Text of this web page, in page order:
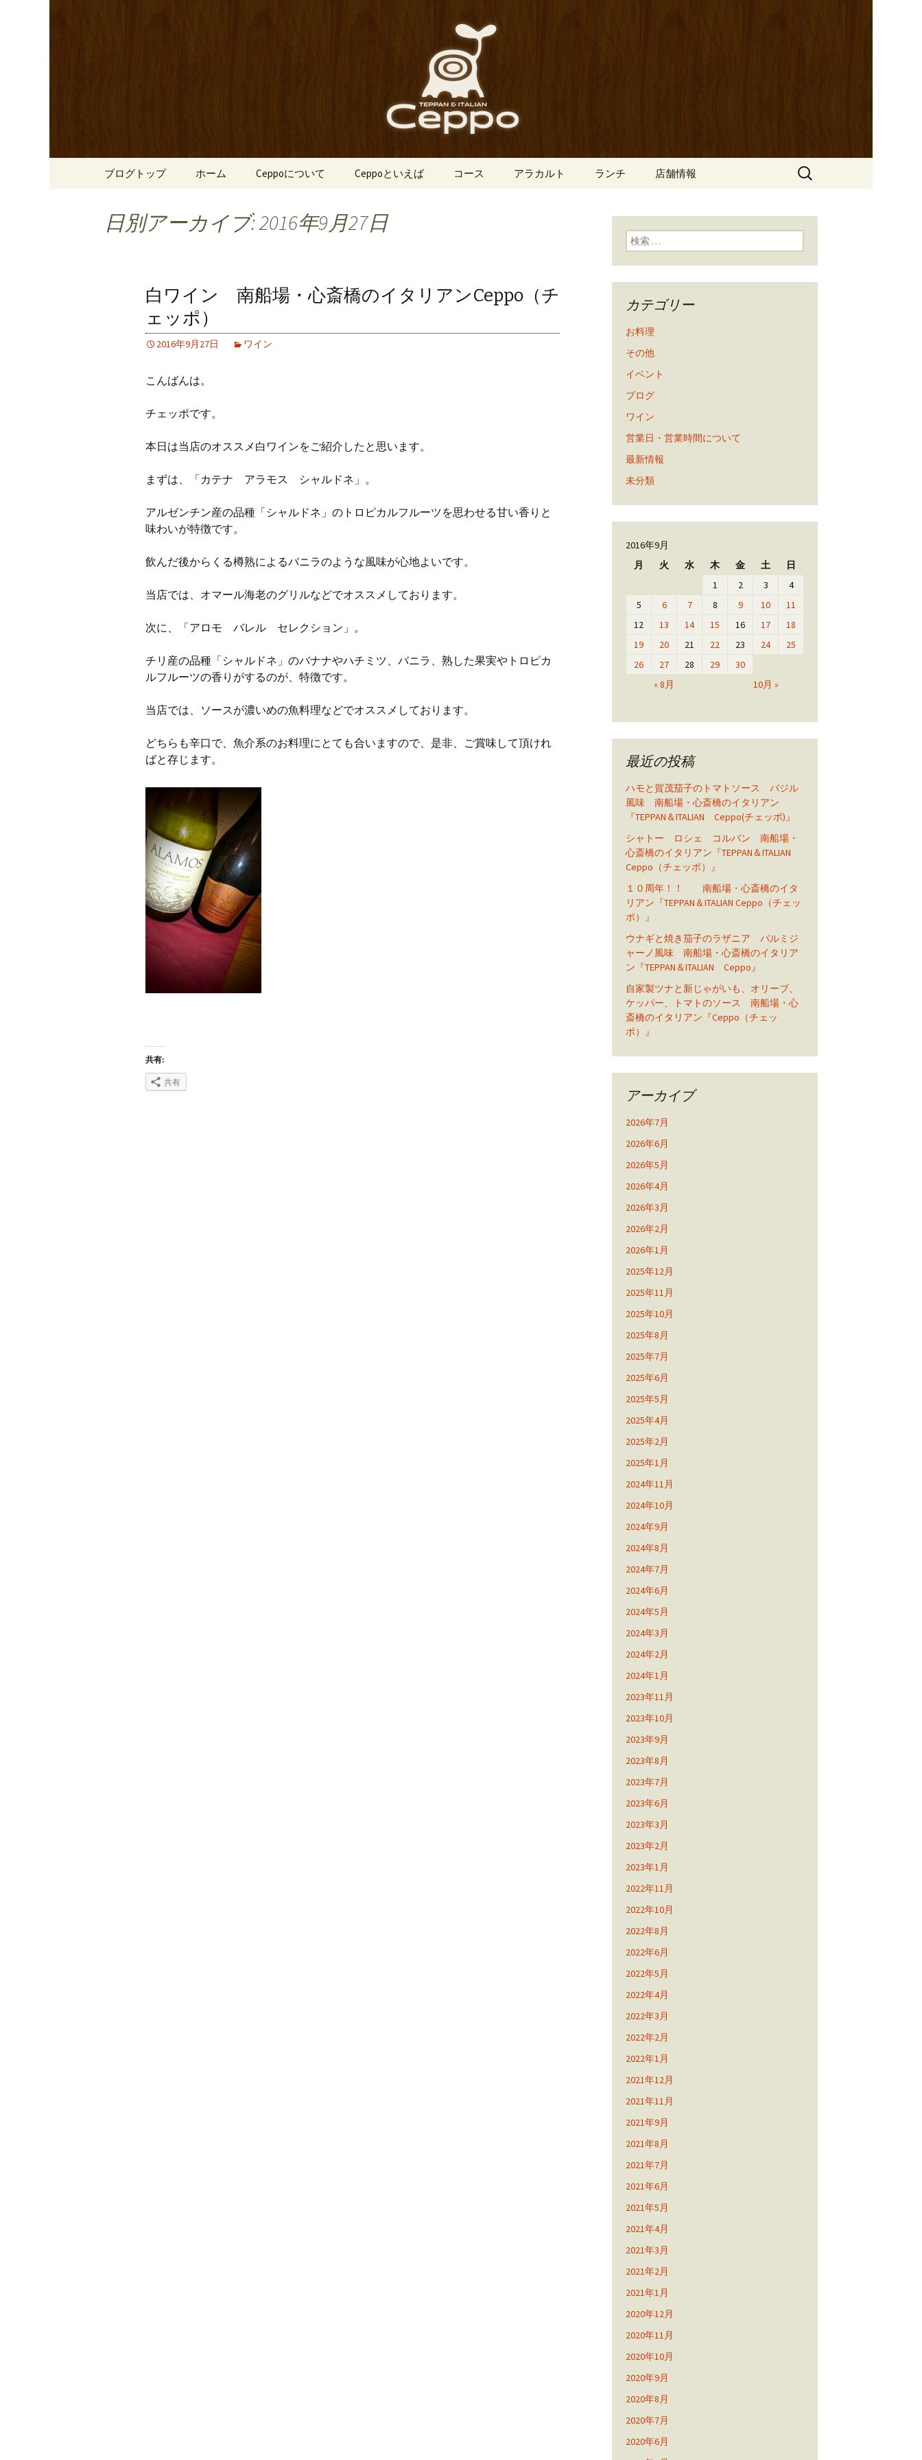
南船場・心斎橋のイタリアン
「Ceppo（チェッポ）」の公式ブログ
リーブ牛のステーキのほか、バルメニューも豊富にご用意。デートにも一人飲みのお客様にもぴった
コンテンツへ移動
ブログトップ ホーム Ceppoについて Ceppoといえば コース アラカルト ランチ 店舗情報
検
日別アーカイブ: 2016年9月27日
白ワイン 南船場・心斎橋のイタリアンCeppo（チ
ェッポ）
2016年9月27日 ワイン
こんばんは。
チェッポです。
本日は当店のオススメ白ワインをご紹介したと思います。
まずは、「カテナ アラモス シャルドネ」。
アルゼンチン産の品種「シャルドネ」のトロピカルフルーツを思わせる甘い香りと
味わいが特徴です。
飲んだ後からくる樽熟によるバニラのような風味が心地よいです。
当店では、オマール海老のグリルなどでオススメしております。
次に、「アロモ バレル セレクション」。
チリ産の品種「シャルドネ」のバナナやハチミツ、バニラ、熟した果実やトロピカ
ルフルーツの香りがするのが、特徴です。
当店では、ソースが濃いめの魚料理などでオススメしております。
どちらも辛口で、魚介系のお料理にとても合いますので、是非、ご賞味して頂けれ
ばと存じます。
共有:
共有
検索:
カテゴリー
お料理
その他
イベント
ブログ
ワイン
営業日・営業時間について
最新情報
未分類
2016年9月
月
火 水 木 金 土 日
« 8月 10月 »
1 2 3
4
5
6 7 8 9 10
11
12
13 14 15 16 17
18
19
20 21 22 23 24
25
26
27 28 29 30
最近の投稿
ハモと賀茂茄子のトマトソース バジル
風味 南船場・心斎橋のイタリアン
『TEPPAN＆ITALIAN Ceppo(チェッポ)』
シャトー ロシェ コルバン 南船場・
心斎橋のイタリアン『TEPPAN＆ITALIAN
Ceppo（チェッポ）』
１０周年！！ 南船場・心斎橋のイタ
リアン『TEPPAN＆ITALIAN Ceppo（チェッ
ポ）』
ウナギと焼き茄子のラザニア パルミジ
ャーノ風味 南船場・心斎橋のイタリア
ン『TEPPAN＆ITALIAN Ceppo』
自家製ツナと新じゃがいも、オリーブ、
ケッパー、トマトのソース 南船場・心
斎橋のイタリアン『Ceppo（チェッ
ポ）』
アーカイブ
2026年7月
2026年6月
2026年5月
2026年4月
2026年3月
2026年2月
2026年1月
2025年12月
2025年11月
2025年10月
2025年8月
2025年7月
2025年6月
2025年5月
2025年4月
2025年2月
2025年1月
2024年11月
2024年10月
2024年9月
2024年8月
2024年7月
2024年6月
2024年5月
2024年3月
2024年2月
2024年1月
2023年11月
2023年10月
2023年9月
2023年8月
2023年7月
2023年6月
2023年3月
2023年2月
2023年1月
2022年11月
2022年10月
2022年8月
2022年6月
2022年5月
2022年4月
2022年3月
2022年2月
2022年1月
2021年12月
2021年11月
2021年9月
2021年8月
2021年7月
2021年6月
2021年5月
2021年4月
2021年3月
2021年2月
2021年1月
2020年12月
2020年11月
2020年10月
2020年9月
2020年8月
2020年7月
2020年6月